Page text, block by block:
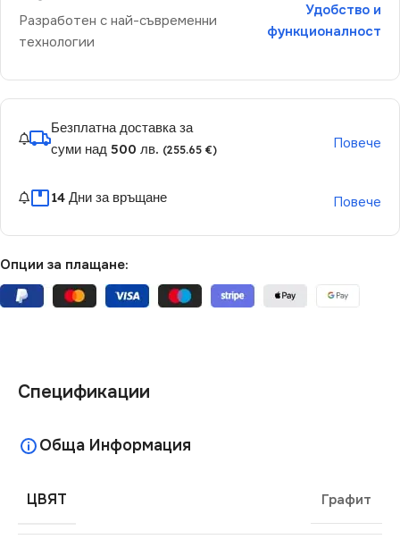
Разработен с най-съвременни
технологии
Удобство и
функционалност
Безплатна доставка за
суми над 500 лв. (255.65 €) Повече
14 Дни за връщане Повече
Опции за плащане:
Спецификации
Обща Информация
ЦВЯТ Графит